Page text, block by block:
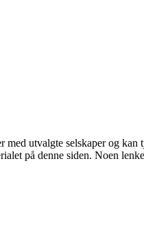
utvalgte selskaper og kan
på denne siden. Noen